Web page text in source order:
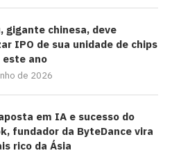
gigante chinesa, deve
IPO de sua unidade de chips
este ano
de 2026
em IA e sucesso do
fundador da ByteDance vira
rico da Ásia